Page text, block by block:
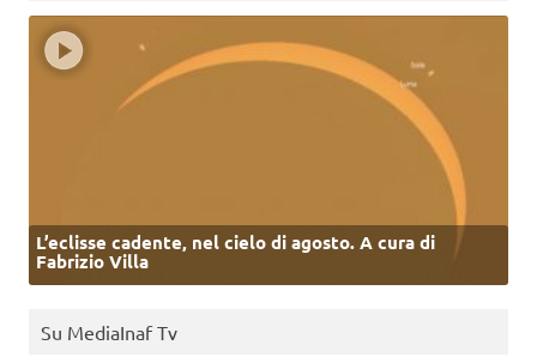
L’eclisse cadente, nel cielo di agosto. A cura di
Fabrizio Villa
Su MediaInaf Tv